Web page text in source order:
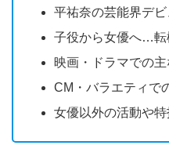
平祐奈の芸能界デ
子役から女優へ…転
映画・ドラマでの
CM・バラエティで
女優以外の活動や特